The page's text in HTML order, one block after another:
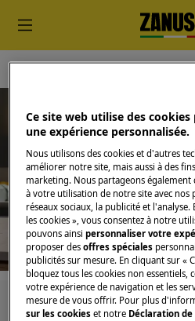
Soutien
Recherchez parmi nos
Ce site web utilise des
une expérience personnalisée.
Nous utilisons des cookies et d'autres
améliorer notre site, mais aussi à des
marketing. Nous partageons
à votre utilisation de notre site avec nos
réseaux sociaux, la publicité et
les cookies », vous consentez à notre
pouvons ainsipersonnaliser votre
proposer desoffres spéciales
publicités sur mesure. En cliquant sur «
bloquez tous les cookies non
votre expérience de navigation et les
mesure de vous offrir. Pour plus
sur les cookies et notre Déclaration